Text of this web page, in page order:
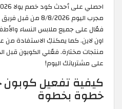
احصلي على أحدث كود خصم يولا 2026
مجرب اليوم 8/8/
فعّال على جميع ملابس النساء
منتجات مختارة. فعّلي الكوبون قبل
على مشترياتك اليوم!
كيفية تفعيل
خطوة بخطوة